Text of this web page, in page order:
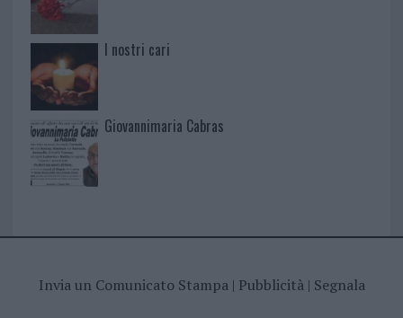
I nostri cari
Giovannimaria Cabras
Invia un Comunicato Stampa| Pubblicità| Segnala